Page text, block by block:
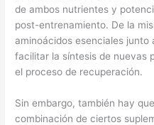
de ambos nutrientes y
post-entrenamiento. De la
aminoácidos esenciales junto
facilitar la síntesis de nuevas
el proceso de recuperación.
Sin embargo, también hay
combinación de ciertos